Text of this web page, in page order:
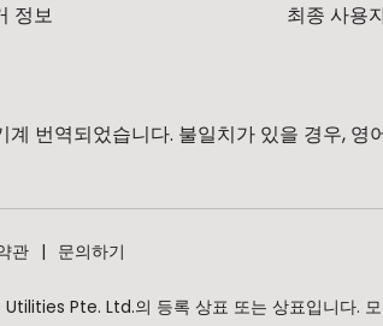
정보
최종 사용
계 번역되었습니다. 불일치가 있을 경우, 영
관 문의하기
Pte. Ltd.의 등록 상표 또는 상표입니다. 모